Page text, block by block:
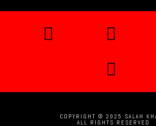
COPYRIGHT © 2025 SALAH
ALL RIGHTS RESERVED